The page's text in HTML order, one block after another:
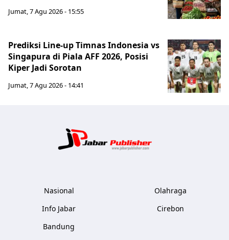
Jumat, 7 Agu 2026 - 15:55
Prediksi Line-up Timnas Indonesia vs
Singapura di Piala AFF 2026, Posisi
Kiper Jadi Sorotan
Jumat, 7 Agu 2026 - 14:41
Nasional
Info Jabar
Bandung
Olahraga
Cirebon